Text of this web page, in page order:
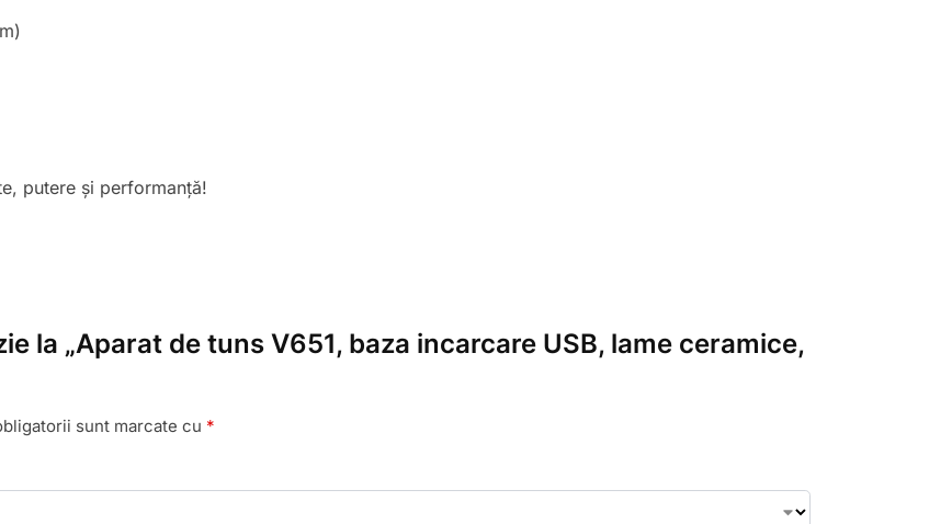
putere și performanță!
la „Aparat de tuns V651, baza incarcare USB, lame ceramice,
sunt marcate cu *